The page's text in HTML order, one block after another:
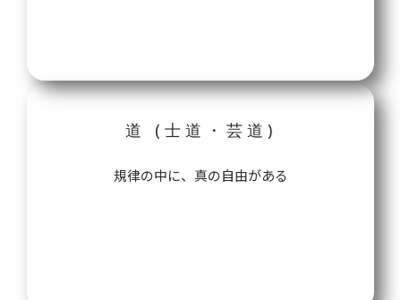
道 (士道・芸道)
規律の中に、真の自由がある